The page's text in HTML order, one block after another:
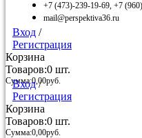
+7 (473)-239-19-69, +7
mail@perspektiva36.ru
Вход /
Регистрация
Корзина
Товаров:0 шт.
Сумма:0,00руб.
Вход/
Регистрация
Корзина
Товаров:0 шт.
Сумма:0,00руб.